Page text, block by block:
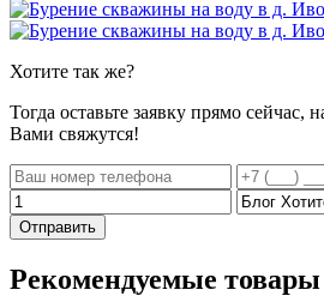
Хотите так же?
Тогда оставьте заявку прямо сейчас,
Вами свяжутся!
Отправить
Рекомендуемые товары